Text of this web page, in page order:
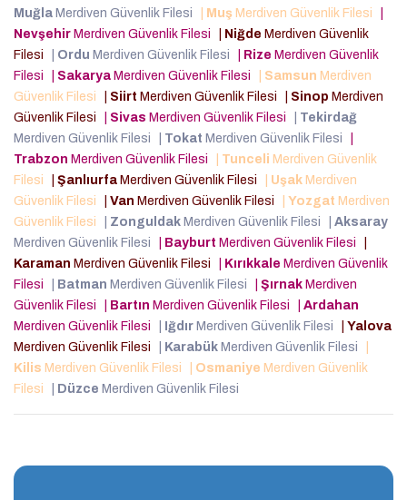
Muğla Merdiven Güvenlik Filesi Muş Merdiven Güvenlik Filesi
Nevşehir Merdiven Güvenlik Filesi Niğde Merdiven Güvenlik
Filesi
Ordu Merdiven Güvenlik Filesi Rize Merdiven Güvenlik
Filesi
Sakarya Merdiven Güvenlik Filesi Samsun Merdiven
Güvenlik Filesi
Siirt Merdiven Güvenlik Filesi Sinop Merdiven
Güvenlik Filesi
Sivas Merdiven Güvenlik Filesi
Tekirdağ
Merdiven Güvenlik Filesi
Tokat Merdiven Güvenlik Filesi
Trabzon Merdiven Güvenlik Filesi Tunceli Merdiven Güvenlik
Filesi
Şanlıurfa Merdiven Güvenlik Filesi Uşak Merdiven
Güvenlik Filesi
Van Merdiven Güvenlik Filesi Yozgat Merdiven
Güvenlik Filesi
Zonguldak Merdiven Güvenlik Filesi
Aksaray
Merdiven Güvenlik Filesi
Bayburt Merdiven Güvenlik Filesi
Karaman Merdiven Güvenlik Filesi Kırıkkale Merdiven Güvenlik
Filesi
Batman Merdiven Güvenlik Filesi Şırnak Merdiven
Güvenlik Filesi
Bartın Merdiven Güvenlik Filesi
Ardahan
Merdiven Güvenlik Filesi
Iğdır Merdiven Güvenlik Filesi
Yalova
Merdiven Güvenlik Filesi
Karabük Merdiven Güvenlik Filesi
Kilis Merdiven Güvenlik Filesi Osmaniye Merdiven Güvenlik
Filesi
Düzce Merdiven Güvenlik Filesi